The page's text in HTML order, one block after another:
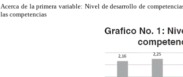
Acerca de la primera variable: Nivel de desarrollo de
las competencias